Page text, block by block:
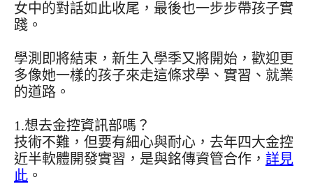
女中的對話如此收尾，最後也一步步帶孩子實
踐。
學測即將結束，新生入學季又將開始，歡迎更
多像她一樣的孩子來走這條求學、實習、就業
的道路。
1.想去金控資訊部嗎？
技術不難，但要有細心與耐心，去年四大金控
近半軟體開發實習，是與銘傳資管合作， 詳見
此 。